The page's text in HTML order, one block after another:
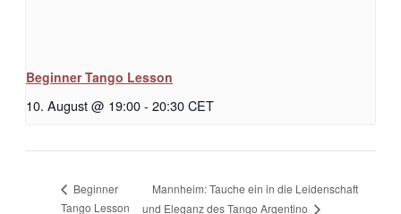
Beginner Tango Lesson
10. August @ 19:00- 20:30CET
Beginner
Tango Lesson
Mannheim: Tauche ein in die Leidenschaft
und Eleganz des Tango Argentino